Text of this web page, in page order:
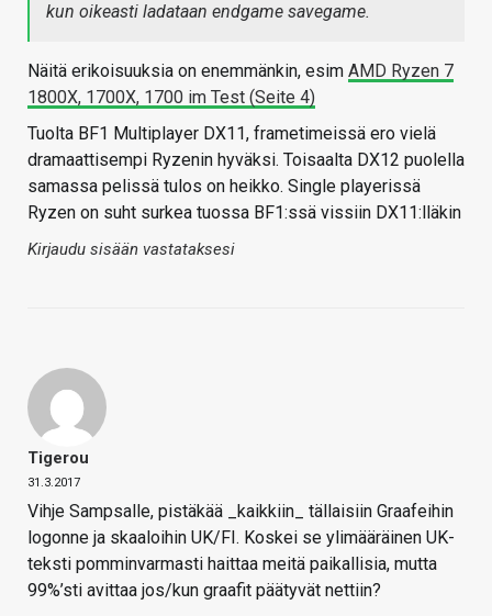
kun oikeasti ladataan endgame savegame.
Näitä erikoisuuksia on enemmänkin, esim AMD Ryzen 7
1800X, 1700X, 1700 im Test (Seite 4)
Tuolta BF1 Multiplayer DX11, frametimeissä ero vielä
dramaattisempi Ryzenin hyväksi. Toisaalta DX12 puolella
samassa pelissä tulos on heikko. Single playerissä
Ryzen on suht surkea tuossa BF1:ssä vissiin DX11:lläkin
Kirjaudu sisään vastataksesi
Tigerou
31.3.2017
Vihje Sampsalle, pistäkää _kaikkiin_ tällaisiin Graafeihin
logonne ja skaaloihin UK/FI. Koskei se ylimääräinen UK-
teksti pomminvarmasti haittaa meitä paikallisia, mutta
99%’sti avittaa jos/kun graafit päätyvät nettiin?